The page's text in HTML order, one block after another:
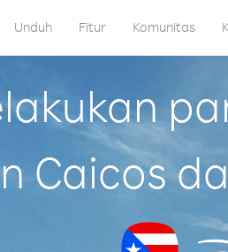
Unduh Fitur Komunitas
Caicos